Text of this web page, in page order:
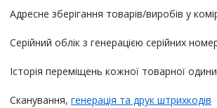
Адресне зберігання товарів/виробів у
Серійний облік з генерацією серійних
Історія переміщень кожної товарної
Сканування, генерація та друк штрихкодів